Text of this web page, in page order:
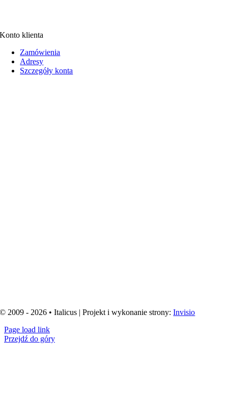
Konto klienta
Zamówienia
Adresy
Szczegóły konta
© 2009 - 2026 • Italicus | Projekt i wykonanie strony:Invisio
Page load link
Przejdź do góry